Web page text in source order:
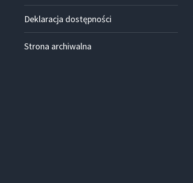
Deklaracja dostępności
Strona archiwalna